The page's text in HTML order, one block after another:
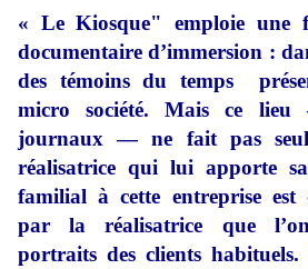
« Le Kiosque" emploie une
documentaire d’immersion :
des témoins du temps
micro société. Mais ce
journaux — ne fait pas
réalisatrice qui lui apporte
familial à cette entreprise est
par la réalisatrice que
portraits des clients